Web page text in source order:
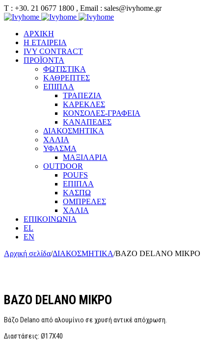
Τ : +30. 21 0677 1800 , Email : sales@ivyhome.gr
ΑΡΧΙΚΗ
Η ΕΤΑΙΡΕΙΑ
IVY CONTRACT
ΠΡΟΪΟΝΤΑ
ΦΩΤΙΣΤΙΚΑ
ΚΑΘΡΕΠΤΕΣ
ΕΠΙΠΛΑ
ΤΡΑΠΕΖΙΑ
ΚΑΡΕΚΛΕΣ
ΚΟΝΣΟΛΕΣ-ΓΡΑΦΕΙΑ
ΚΑΝΑΠΕΔΕΣ
ΔΙΑΚΟΣΜΗΤΙΚΑ
ΧΑΛΙΑ
ΥΦΑΣΜΑ
ΜΑΞΙΛΑΡΙΑ
OUTDOOR
POUFS
ΕΠΙΠΛΑ
ΚΑΣΠΩ
ΟΜΠΡΕΛΕΣ
ΧΑΛΙΑ
ΕΠΙΚΟΙΝΩΝΙΑ
EL
EN
Αρχική σελίδα/ΔΙΑΚΟΣΜΗΤΙΚΑ/ΒΑΖΟ DELANO ΜΙΚΡΟ
ΒΑΖΟ DELANO ΜΙΚΡΟ
Βάζο Delano από αλουμίνιο σε χρυσή αντικέ απόχρωση.
Διαστάσεις: Ø17Χ40